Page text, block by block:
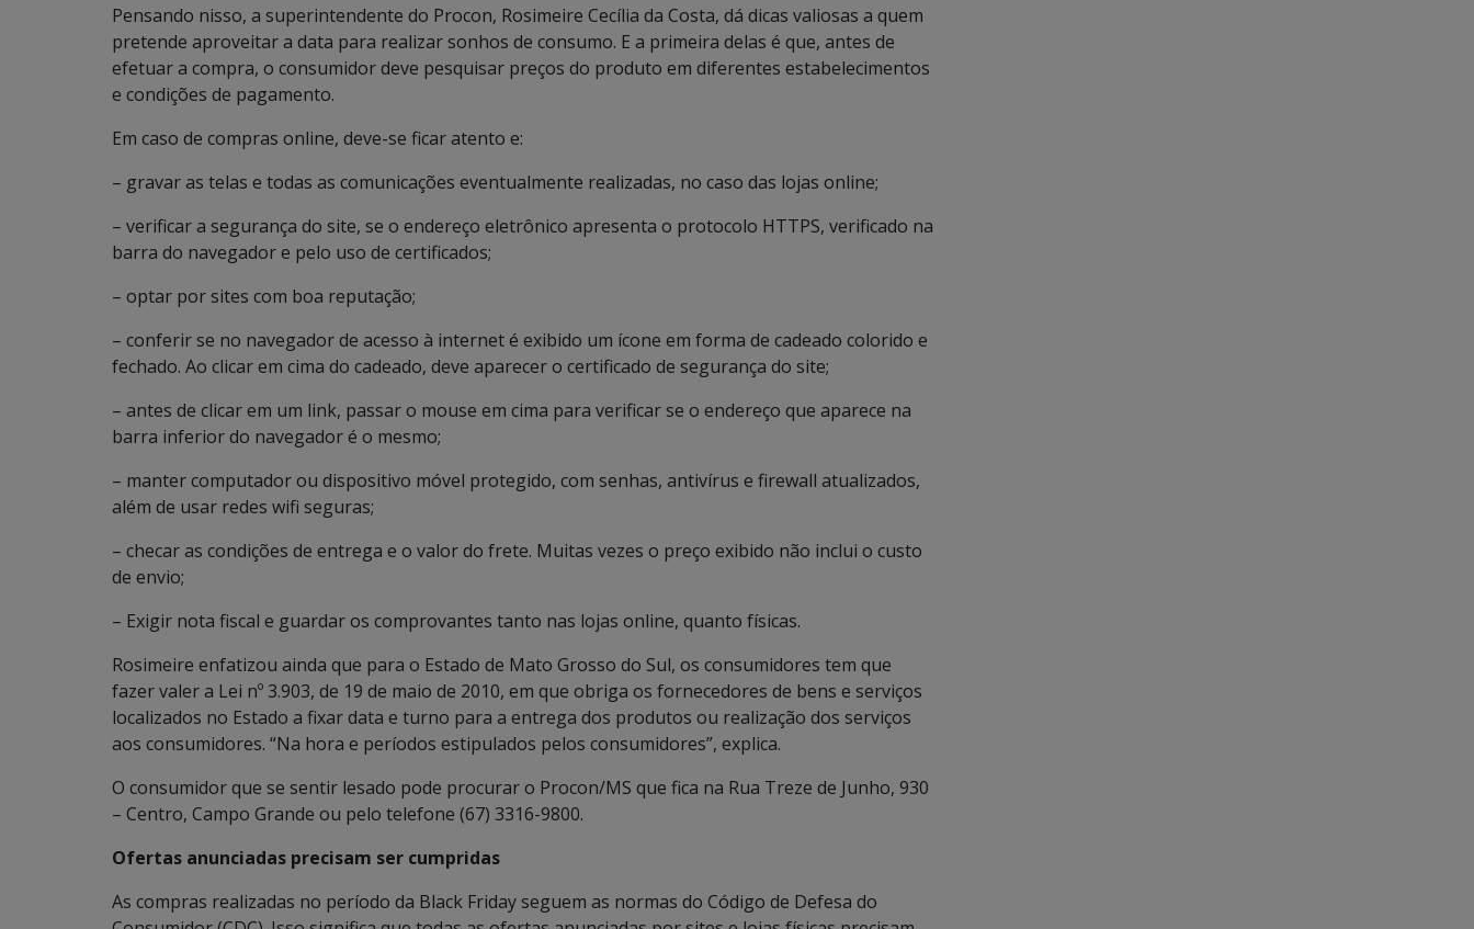
Pensando nisso, a superintendente do Procon, Rosimeire Cecília da Costa, dá dicas valiosas a quem
pretende aproveitar a data para realizar sonhos de consumo. E a primeira delas é que, antes de
efetuar a compra, o consumidor deve pesquisar preços do produto em diferentes estabelecimentos
e condições de pagamento.
Em caso de compras online, deve-se ficar atento e:
– gravar as telas e todas as comunicações eventualmente realizadas, no caso das lojas online;
– verificar a segurança do site, se o endereço eletrônico apresenta o protocolo HTTPS, verificado na
barra do navegador e pelo uso de certificados;
– optar por sites com boa reputação;
– conferir se no navegador de acesso à internet é exibido um ícone em forma de cadeado colorido e
fechado. Ao clicar em cima do cadeado, deve aparecer o certificado de segurança do site;
– antes de clicar em um link, passar o mouse em cima para verificar se o endereço que aparece na
barra inferior do navegador é o mesmo;
– manter computador ou dispositivo móvel protegido, com senhas, antivírus e firewall atualizados,
além de usar redes wifi seguras;
– checar as condições de entrega e o valor do frete. Muitas vezes o preço exibido não inclui o custo
de envio;
– Exigir nota fiscal e guardar os comprovantes tanto nas lojas online, quanto físicas.
Rosimeire enfatizou ainda que para o Estado de Mato Grosso do Sul, os consumidores tem que
fazer valer a Lei nº 3.903, de 19 de maio de 2010, em que obriga os fornecedores de bens e serviços
localizados no Estado a fixar data e turno para a entrega dos produtos ou realização dos serviços
aos consumidores. “Na hora e períodos estipulados pelos consumidores”, explica.
O consumidor que se sentir lesado pode procurar o Procon/MS que fica na Rua Treze de Junho, 930
– Centro, Campo Grande ou pelo telefone (67) 3316-9800.
Ofertas anunciadas precisam ser cumpridas
As compras realizadas no período da Black Friday seguem as normas do Código de Defesa do